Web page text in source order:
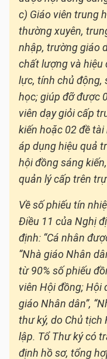
c) Giáo viên trung
thường xuyên,
nhập, trường giáo
chất lượng và hiệu
lực, tính chủ động,
học; giúp đỡ được
viên dạy giỏi cấp
kiến hoặc 02 đề
áp dụng hiệu quả
hội đồng sáng
quản lý cấp trên
Về số phiếu tín
Điều 11 của Nghị
định: “Cá nhân
“Nhà giáo Nhân
từ 90% số phiếu
viên Hội đồng; Hội
giáo Nhân dân”,
thư ký, do Chủ
lập. Tổ Thư ký có
định hồ sơ, tổng